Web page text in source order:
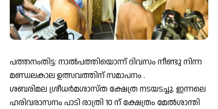
പത്തനംതിട്ട: നാല്‍പത്തിയൊന്ന് ദിവസം നീണ്ടു നിന്ന
മണ്ഡലകാല ഉത്സവത്തിന് സമാപനം .
ശബരിമല ശ്രീധർമശാസ്‌ത ക്ഷേത്ര നടയടച്ചു. ഇന്നലെ
ഹരിവരാസനം പാടി രാത്രി 10 ന് ക്ഷേത്രം മേൽശാന്തി